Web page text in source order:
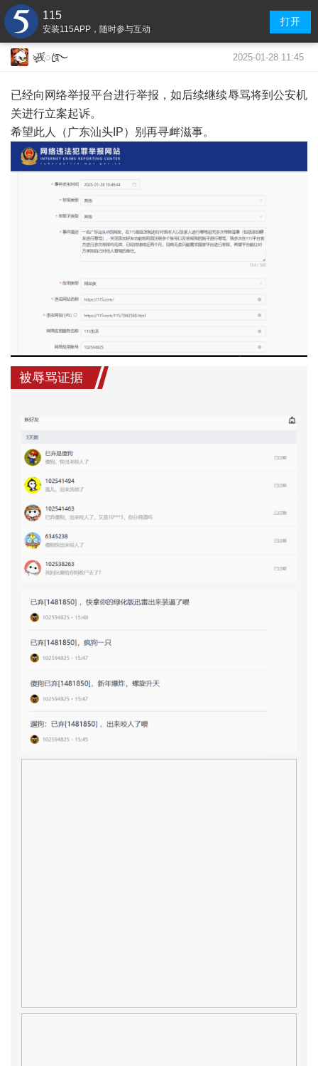
115
安装115APP，随时参与互动
打开
ৡ夜้้ꦿ࿐ 2025-01-28 11:45
已经向网络举报平台进行举报，如后续继续辱骂将到公安机
关进行立案起诉。
希望此人（广东汕头IP）别再寻衅滋事。
被辱骂证据